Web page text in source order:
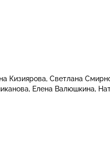
Кизиярова Светлана
Елена Валюшкина